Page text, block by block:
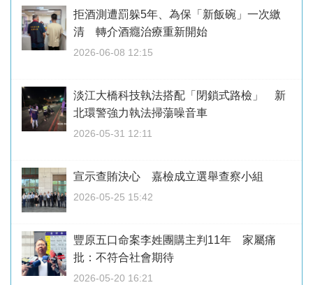
拒酒測遭罰躲5年、為保「新飯碗」一次繳
清 轉介酒癮治療重新開始
2026-06-08 12:15
淡江大橋科技執法搭配「閉鎖式路檢」 新
北環警強力執法掃蕩噪音車
2026-05-31 12:11
宣示查賄決心 嘉檢成立選舉查察小組
2026-05-25 15:42
豐原五口命案李姓團購主判11年 家屬痛
批：不符合社會期待
2026-05-20 16:21